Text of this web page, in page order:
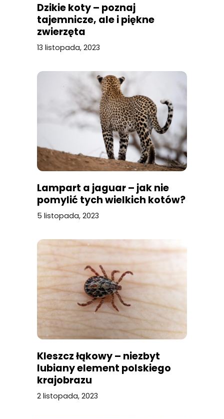
Dzikie koty – poznaj
tajemnicze, ale i piękne
zwierzęta
13 listopada, 2023
Lampart a jaguar – jak nie
pomylić tych wielkich kotów?
5 listopada, 2023
Kleszcz łąkowy – niezbyt
lubiany element polskiego
krajobrazu
2 listopada, 2023